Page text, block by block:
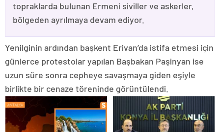
topraklarda bulunan Ermeni siviller ve askerler,
bölgeden ayrılmaya devam ediyor.
Yenilginin ardından başkent Erivan’da istifa etmesi için
günlerce protestolar yapılan Başbakan Paşinyan ise
uzun süre sonra cepheye savaşmaya giden eşiyle
birlikte bir cenaze töreninde görüntülendi.